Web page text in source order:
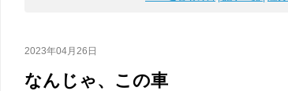
2023年04月26日
なんじゃ、この車